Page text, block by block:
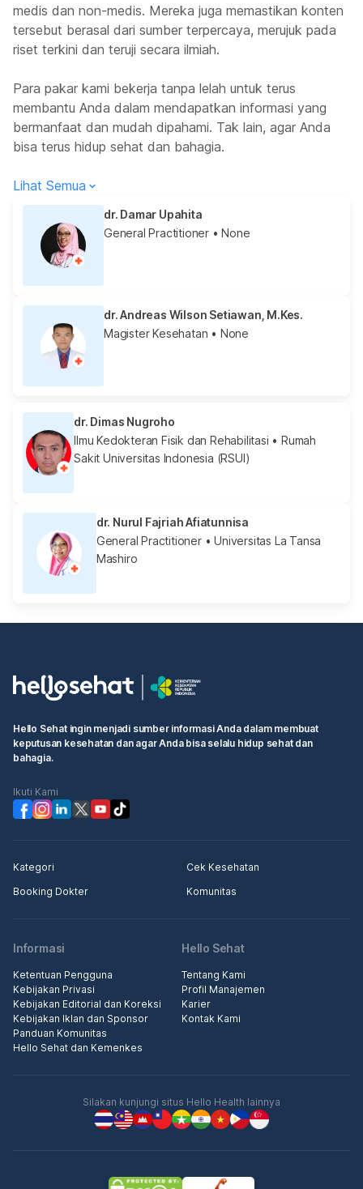
medis dan non-medis. Mereka juga memastikan konten
tersebut berasal dari sumber terpercaya, merujuk pada
riset terkini dan teruji secara ilmiah.
Para pakar kami bekerja tanpa lelah untuk terus
membantu Anda dalam mendapatkan informasi yang
bermanfaat dan mudah dipahami. Tak lain, agar Anda
bisa terus hidup sehat dan bahagia.
Lihat Semua
dr. Damar Upahita
General Practitioner • None
dr. Andreas Wilson Setiawan, M.Kes.
Magister Kesehatan • None
dr. Dimas Nugroho
Ilmu Kedokteran Fisik dan Rehabilitasi • Rumah
Sakit Universitas Indonesia (RSUI)
dr. Nurul Fajriah Afiatunnisa
General Practitioner• Universitas La Tansa
Mashiro
Hello Sehat ingin menjadi sumber informasi Anda dalam membuat
keputusan kesehatan dan agar Anda bisa selalu hidup sehat dan
bahagia.
Ikuti Kami
Kategori
Cek Kesehatan
Booking Dokter
Komunitas
Informasi
Ketentuan Pengguna
Kebijakan Privasi
Kebijakan Editorial dan Koreksi
Kebijakan Iklan dan Sponsor
Panduan Komunitas
Hello Sehat dan Kemenkes
Hello Sehat
Tentang Kami
Profil Manajemen
Karier
Kontak Kami
Silakan kunjungi situs Hello Health lainnya